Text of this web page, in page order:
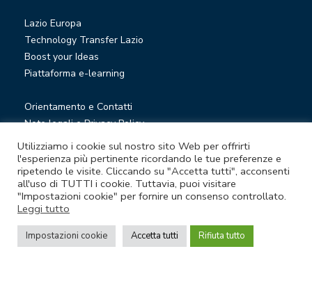
Lazio Europa
Technology Transfer Lazio
Boost your Ideas
Piattaforma e-learning
Orientamento e Contatti
Note legali e Privacy Policy
Privacy Newsletter
Società trasparente
Whistleblowing
© Lazio Innova S.p.A. società soggetta a direzione e
coordinamento della Regione Lazio
Sede legale Via Marco Aurelio 26 A - 00184 Roma
Utilizziamo i cookie sul nostro sito Web per offrirti
l'esperienza più pertinente ricordando le tue preferenze e
ripetendo le visite. Cliccando su "Accetta tutti", acconsenti
all'uso di TUTTI i cookie. Tuttavia, puoi visitare
"Impostazioni cookie" per fornire un consenso controllato.
Leggi tutto
Impostazioni cookie Accetta tutti Rifiuta tutto